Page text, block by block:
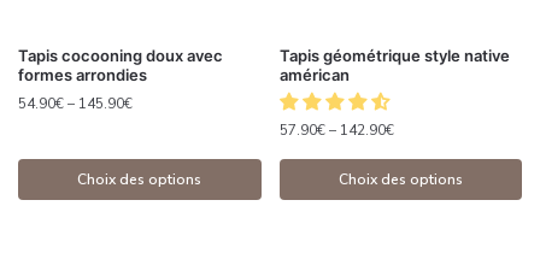
Tapis cocooning doux avec
formes arrondies
54.90€– 145.90€
Choix des options
Tapis géométrique style native
américan
57.90€– 142.90€
Choix des options